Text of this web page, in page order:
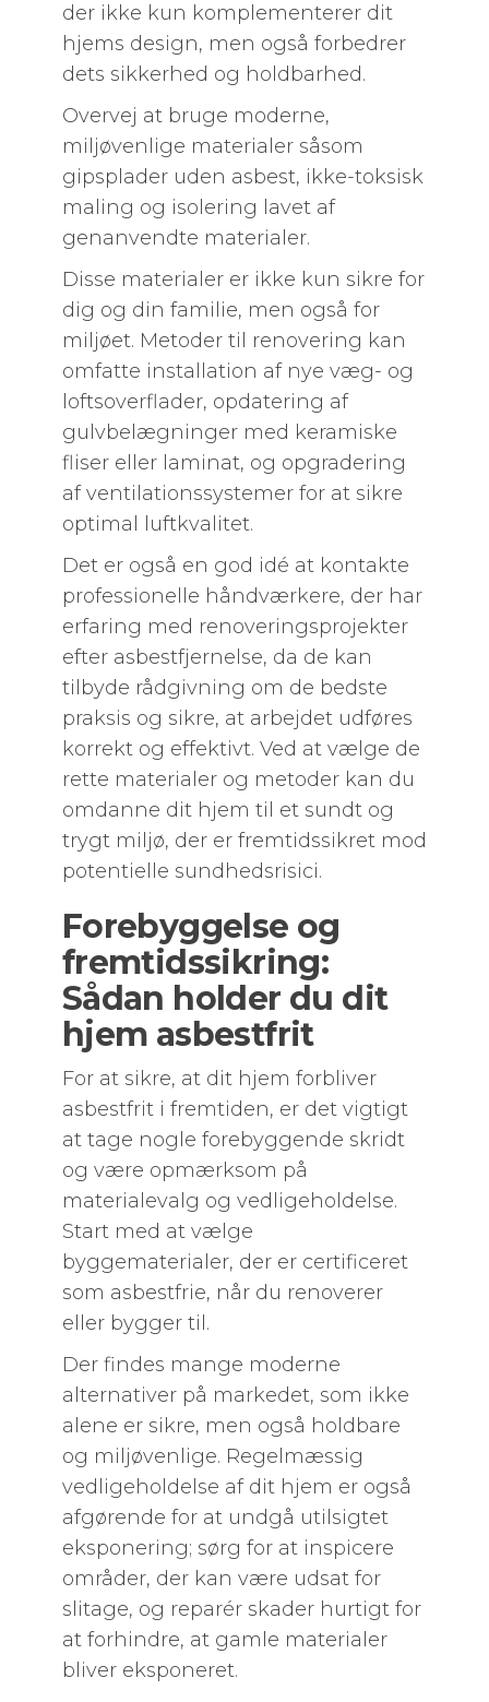
der ikke kun komplementerer dit
hjems design, men også forbedrer
dets sikkerhed og holdbarhed.
Overvej at bruge moderne,
miljøvenlige materialer såsom
gipsplader uden asbest, ikke-toksisk
maling og isolering lavet af
genanvendte materialer.
Disse materialer er ikke kun sikre for
dig og din familie, men også for
miljøet. Metoder til renovering kan
omfatte installation af nye væg- og
loftsoverflader, opdatering af
gulvbelægninger med keramiske
fliser eller laminat, og opgradering
af ventilationssystemer for at sikre
optimal luftkvalitet.
Det er også en god idé at kontakte
professionelle håndværkere, der har
erfaring med renoveringsprojekter
efter asbestfjernelse, da de kan
tilbyde rådgivning om de bedste
praksis og sikre, at arbejdet udføres
korrekt og effektivt. Ved at vælge de
rette materialer og metoder kan du
omdanne dit hjem til et sundt og
trygt miljø, der er fremtidssikret mod
potentielle sundhedsrisici.
Forebyggelse og
fremtidssikring:
Sådan holder du dit
hjem asbestfrit
For at sikre, at dit hjem forbliver
asbestfrit i fremtiden, er det vigtigt
at tage nogle forebyggende skridt
og være opmærksom på
materialevalg og vedligeholdelse.
Start med at vælge
byggematerialer, der er certificeret
som asbestfrie, når du renoverer
eller bygger til.
Der findes mange moderne
alternativer på markedet, som ikke
alene er sikre, men også holdbare
og miljøvenlige. Regelmæssig
vedligeholdelse af dit hjem er også
afgørende for at undgå utilsigtet
eksponering; sørg for at inspicere
områder, der kan være udsat for
slitage, og reparér skader hurtigt for
at forhindre, at gamle materialer
bliver eksponeret.